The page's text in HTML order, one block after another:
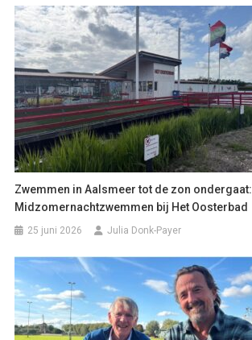
Zwemmen in Aalsmeer tot de zon ondergaat:
Midzomernachtzwemmen bij Het Oosterbad
25 juni 2026 Julia Donk-Payer